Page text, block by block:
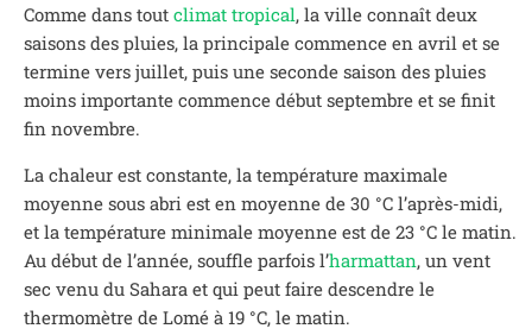
Comme dans tout climat tropical, la ville connaît deux
saisons des pluies, la principale commence en avril et se
termine vers juillet, puis une seconde saison des pluies
moins importante commence début septembre et se finit
fin novembre.
La chaleur est constante, la température maximale
moyenne sous abri est en moyenne de 30 °C l’après-midi,
et la température minimale moyenne est de 23 °C le matin.
Au début de l’année, souffle parfois l’harmattan, un vent
sec venu du Sahara et qui peut faire descendre le
thermomètre de Lomé à 19 °C, le matin.